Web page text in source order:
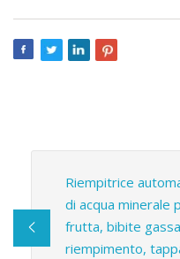
Riempitrice
di acqua minerale
frutta, bibite
riempimento,